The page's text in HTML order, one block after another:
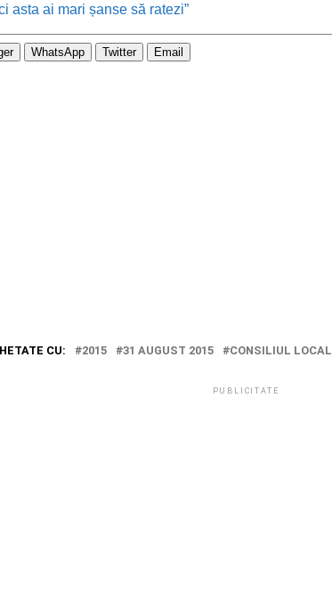
asta ai mari șanse să ratezi”
WhatsApp Twitter Email
CU: 2015 31 AUGUST 2015 CONSILIUL LOCAL
PUBLICITATE